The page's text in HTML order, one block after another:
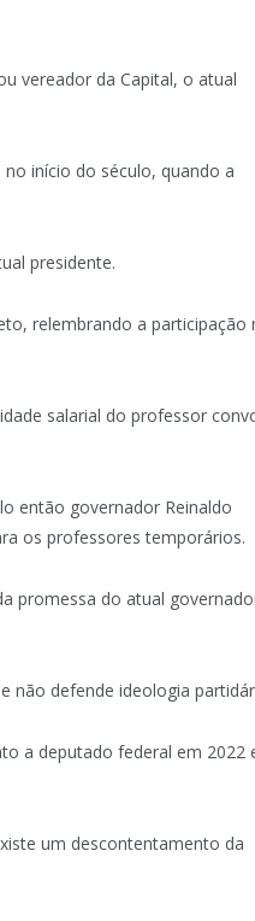
vereador da Capital, o atual
início do século, quando a
presidente.
relembrando a participação
salarial do professor
então governador Reinaldo
os professores temporários.
promessa do atual
não defende ideologia
a deputado federal em 2022
um descontentamento da